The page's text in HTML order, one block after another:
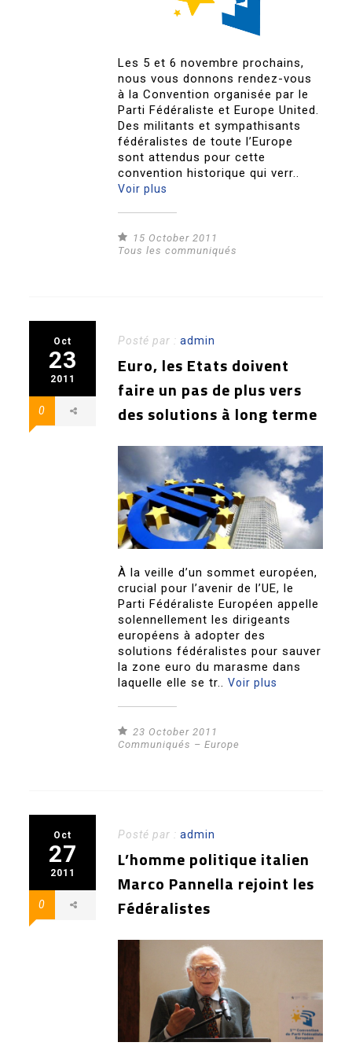
Les 5 et 6 novembre prochains,
nous vous donnons rendez-vous
à la Convention organisée par le
Parti Fédéraliste et Europe United.
Des militants et sympathisants
fédéralistes de toute l’Europe
sont attendus pour cette
convention historique qui verr..
Voir plus
15 October 2011
Tous les communiqués
Oct
23
2011
0
Posté par :admin
Euro, les Etats doivent
faire un pas de plus vers
des solutions à long terme
À la veille d’un sommet européen,
crucial pour l’avenir de l’UE, le
Parti Fédéraliste Européen appelle
solennellement les dirigeants
européens à adopter des
solutions fédéralistes pour sauver
la zone euro du marasme dans
laquelle elle se tr..Voir plus
23 October 2011
Communiqués – Europe
Oct
27
2011
0
Posté par :admin
L’homme politique italien
Marco Pannella rejoint les
Fédéralistes